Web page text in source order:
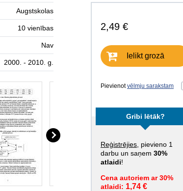
2,49 €
Ielikt grozā
Pievienotvēlmju sarakstam
Gribi lētāk?
Reģistrējies , pievieno 1
darbu un saņem 30%
atlaidi!
Cena autoriem ar 30%
atlaidi: 1,74 €
Augstskolas
10 vienības
Nav
2000. - 2010. g.